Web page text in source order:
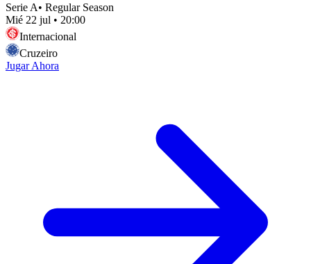
Serie A• Regular Season
Mié 22 jul • 20:00
Internacional
Cruzeiro
Jugar Ahora